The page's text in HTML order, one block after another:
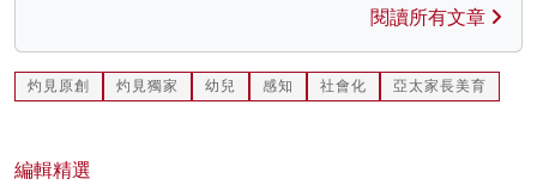
閱讀所有文章
灼見原創 灼見獨家 幼兒 感知 社會化 亞太家長美育
編輯精選